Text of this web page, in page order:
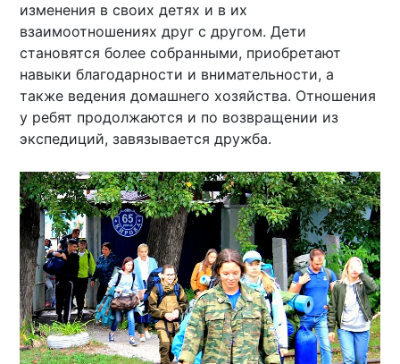
изменения в своих детях и в их
взаимоотношениях друг с другом. Дети
становятся более собранными, приобретают
навыки благодарности и внимательности, а
также ведения домашнего хозяйства. Отношения
у ребят продолжаются и по возвращении из
экспедиций, завязывается дружба.